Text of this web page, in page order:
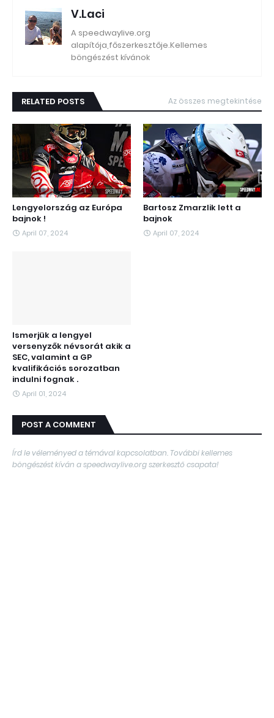
V.Laci
A speedwaylive.org
alapítója,főszerkesztője.Kellemes
böngészést kívánok
RELATED POSTS Az összes megtekintése
Lengyelország az Európa
bajnok !
April 07, 2024
Bartosz Zmarzlik lett a
bajnok
April 07, 2024
Ismerjük a lengyel
versenyzők névsorát akik a
SEC, valamint a GP
kvalifikációs sorozatban
indulni fognak .
April 01, 2024
POST A COMMENT
Írd le véleményed a témával kapcsolatban. További kellemes
böngészést kíván a speedwaylive.org szerkesztő csapata!